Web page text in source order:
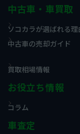
中古車・車買取
ソコカラが選ばれる理
中古車の売却ガイド
買取相場情報
お役立ち情報
コラム
車査定